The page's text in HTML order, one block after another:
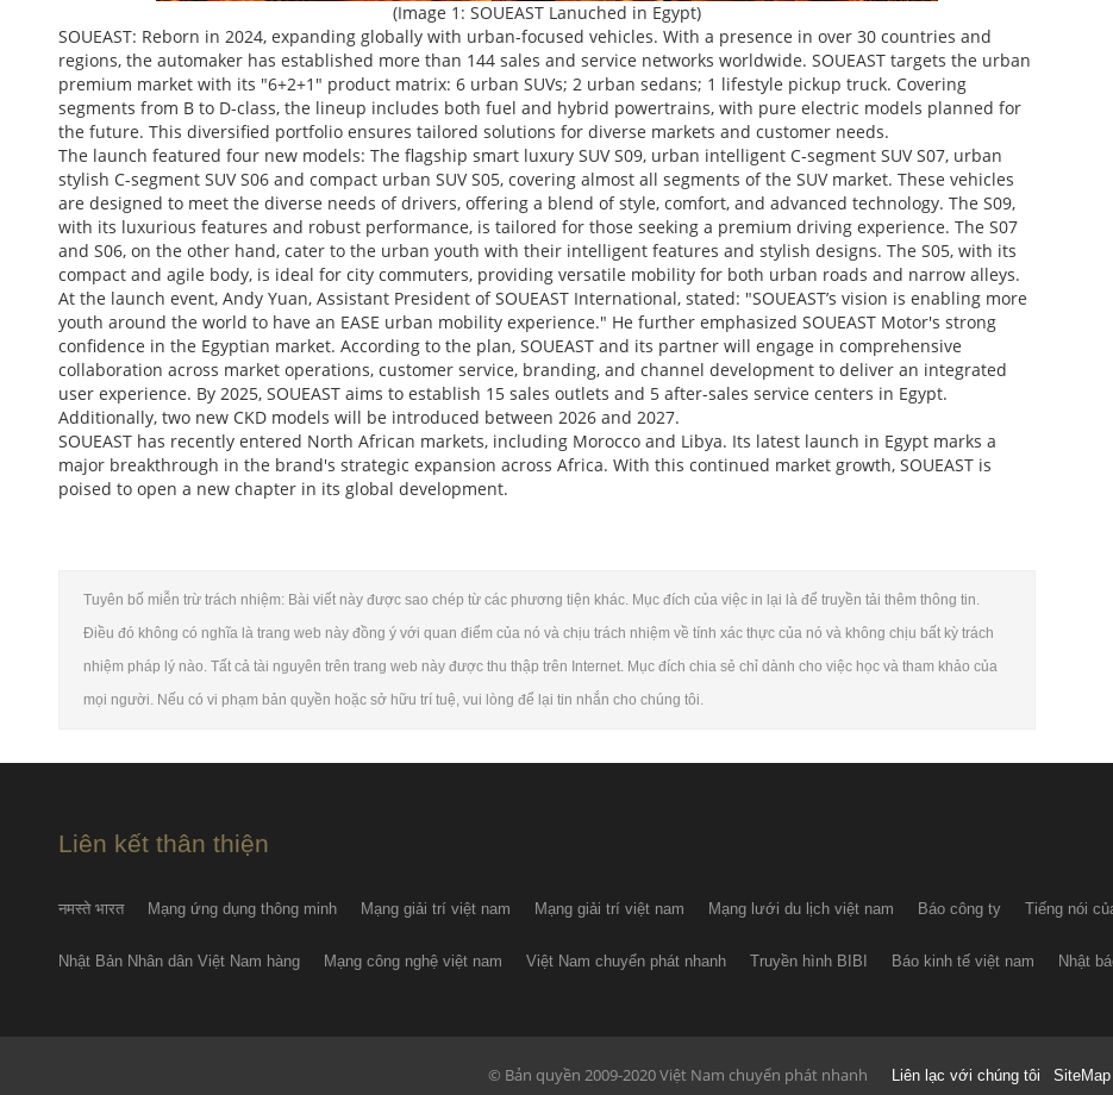
(Image 1: SOUEAST Lanuched in Egypt)
SOUEAST: Reborn in 2024, expanding globally with urban-focused vehicles. With a presence in over 30 countries and
regions, the automaker has established more than 144 sales and service networks worldwide. SOUEAST targets the urban
premium market with its "6+2+1" product matrix: 6 urban SUVs; 2 urban sedans; 1 lifestyle pickup truck. Covering
segments from B to D-class, the lineup includes both fuel and hybrid powertrains, with pure electric models planned for
the future. This diversified portfolio ensures tailored solutions for diverse markets and customer needs.
The launch featured four new models: The flagship smart luxury SUV S09, urban intelligent C-segment SUV S07, urban
stylish C-segment SUV S06 and compact urban SUV S05, covering almost all segments of the SUV market. These vehicles
are designed to meet the diverse needs of drivers, offering a blend of style, comfort, and advanced technology. The S09,
with its luxurious features and robust performance, is tailored for those seeking a premium driving experience. The S07
and S06, on the other hand, cater to the urban youth with their intelligent features and stylish designs. The S05, with its
compact and agile body, is ideal for city commuters, providing versatile mobility for both urban roads and narrow alleys.
At the launch event, Andy Yuan, Assistant President of SOUEAST International, stated: "SOUEAST’s vision is enabling more
youth around the world to have an EASE urban mobility experience." He further emphasized SOUEAST Motor's strong
confidence in the Egyptian market. According to the plan, SOUEAST and its partner will engage in comprehensive
collaboration across market operations, customer service, branding, and channel development to deliver an integrated
user experience. By 2025, SOUEAST aims to establish 15 sales outlets and 5 after-sales service centers in Egypt.
Additionally, two new CKD models will be introduced between 2026 and 2027.
SOUEAST has recently entered North African markets, including Morocco and Libya. Its latest launch in Egypt marks a
major breakthrough in the brand's strategic expansion across Africa. With this continued market growth, SOUEAST is
poised to open a new chapter in its global development.
Tuyên bố miễn trừ trách nhiệm: Bài viết này được sao chép từ các phương tiện khác. Mục đích của việc in lại là để truyền tải thêm thông tin.
Điều đó không có nghĩa là trang web này đồng ý với quan điểm của nó và chịu trách nhiệm về tính xác thực của nó và không chịu bất kỳ trách
nhiệm pháp lý nào. Tất cả tài nguyên trên trang web này được thu thập trên Internet. Mục đích chia sẻ chỉ dành cho việc học và tham khảo của
mọi người. Nếu có vi phạm bản quyền hoặc sở hữu trí tuệ, vui lòng để lại tin nhắn cho chúng tôi.
Liên kết thân thiện
नमस्ते भारत Mạng ứng dụng thông minh Mạng giải trí việt nam Mạng giải trí việt nam Mạng lưới du lịch việt nam Báo công ty Tiếng nói
Nhật Bản Nhân dân Việt Nam hàng Mạng công nghệ việt nam Việt Nam chuyển phát nhanh Truyền hình BIBI Báo kinh tế việt nam Nhật
© Bản quyền 2009-2020 Việt Nam chuyển phát nhanh Liên lạc với chúng tôi SiteMap